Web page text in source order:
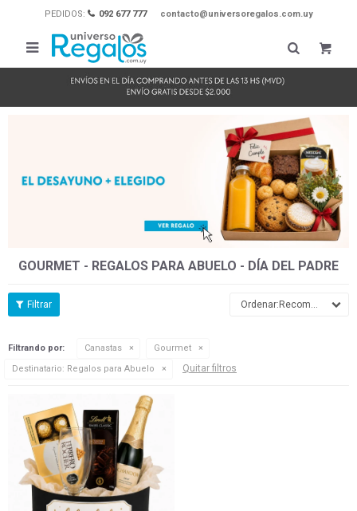
PEDIDOS: 092 677 777 contacto@universoregalos.com.uy

GOURMET - REGALOS PARA ABUELO - DÍA DEL PADRE
Recomendados
Filtrando por: Canastas
Gourmet
Destinatario: Regalos para Abuelo Quitar filtros